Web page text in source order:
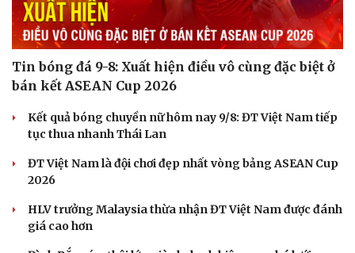
Tin bóng đá 9-8: Xuất hiện điều vô cùng đặc biệt ở
bán kết ASEAN Cup 2026
Kết quả bóng chuyền nữ hôm nay 9/8: ĐT Việt Nam tiếp
tục thua nhanh Thái Lan
ĐT Việt Nam là đội chơi đẹp nhất vòng bảng ASEAN Cup
2026
HLV trưởng Malaysia thừa nhận ĐT Việt Nam được đánh
giá cao hơn